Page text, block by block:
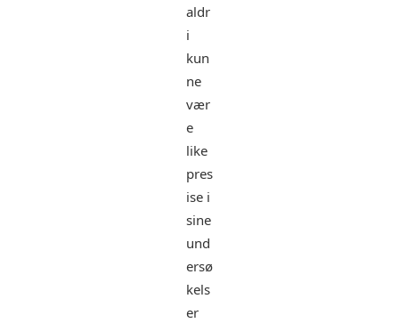
aldr
i
kun
ne
vær
e
like
pres
ise i
sine
und
ersø
kels
er